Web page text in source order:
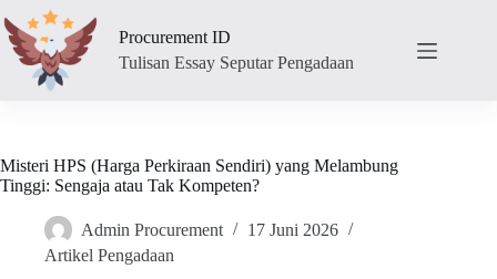
to
content
Procurement ID
Tulisan Essay Seputar Pengadaan
Misteri HPS (Harga Perkiraan Sendiri) yang Melambung
Tinggi: Sengaja atau Tak Kompeten?
Admin Procurement
17 Juni 2026
Artikel Pengadaan